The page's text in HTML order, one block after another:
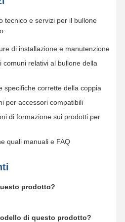
tecnico e servizi per il bullone
di installazione e manutenzione
comuni relativi al bullone della
specifiche corrette della coppia
per accessori compatibili
di formazione sui prodotti per
quali manuali e FAQ
prodotto?
di questo prodotto?